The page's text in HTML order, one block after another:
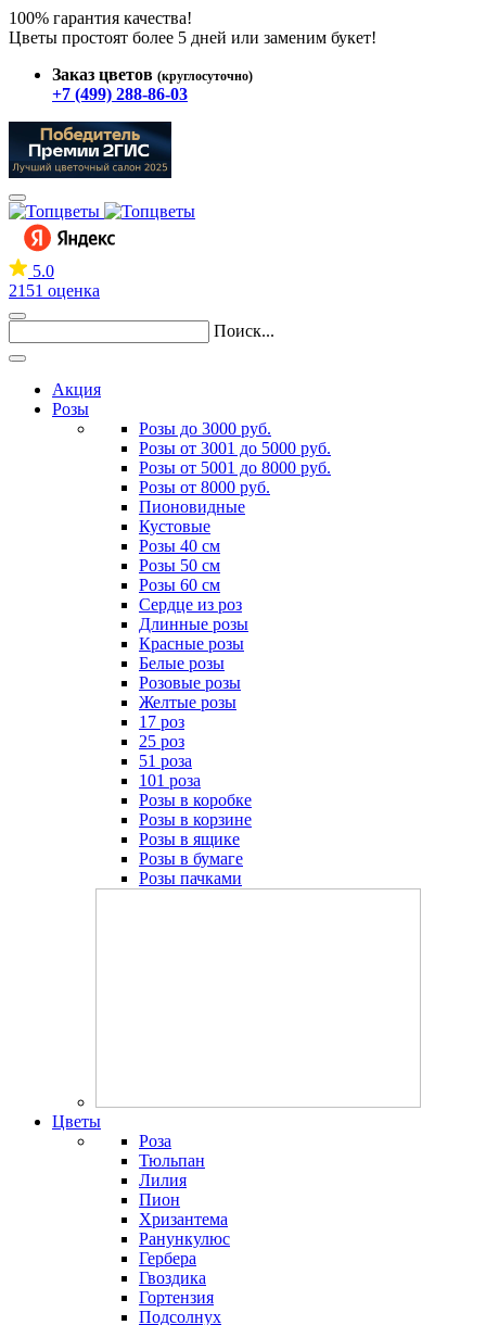
100% гарантия качества!
Цветы простоят более 5 дней или заменим букет!
Заказ цветов (круглосуточно)
+7 (499) 288-86-03
5.0
2151 оценка
Поиск...
Акция
Розы
Розы до 3000 руб.
Розы от 3001 до 5000 руб.
Розы от 5001 до 8000 руб.
Розы от 8000 руб.
Пионовидные
Кустовые
Розы 40 см
Розы 50 см
Розы 60 см
Сердце из роз
Длинные розы
Красные розы
Белые розы
Розовые розы
Желтые розы
17 роз
25 роз
51 роза
101 роза
Розы в коробке
Розы в корзине
Розы в ящике
Розы в бумаге
Розы пачками
Цветы
Роза
Тюльпан
Лилия
Пион
Хризантема
Ранункулюс
Гербера
Гвоздика
Гортензия
Подсолнух